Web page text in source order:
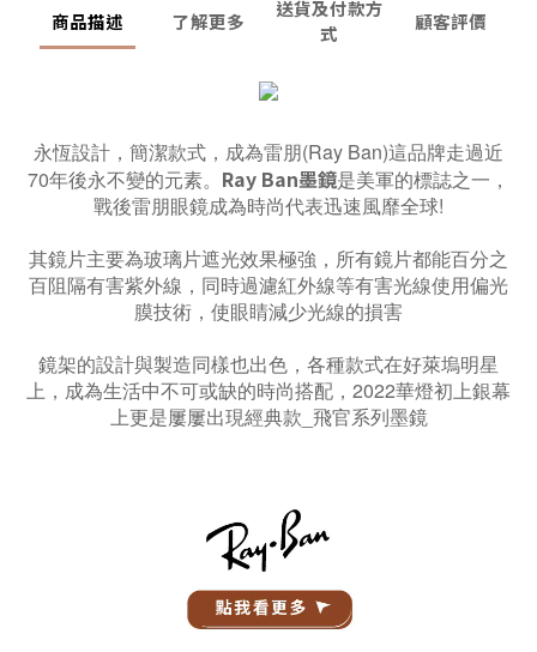
商品描述 了解更多
送貨及付款方
式
顧客評價
永恆設計，簡潔款式，成為雷朋(Ray Ban)這品牌走過近
70年後永不變的元素。 Ray Ban墨鏡是美軍的標誌之一，
戰後雷朋眼鏡成為時尚代表迅速風靡全球!
其鏡片主要為玻璃片遮光效果極強，所有鏡片都能百分之
百阻隔有害紫外線，同時過濾紅外線等有害光線使用偏光
膜技術，使眼睛減少光線的損害
鏡架的設計與製造同樣也出色，各種款式在好萊塢明星
上，成為生活中不可或缺的時尚搭配，2022華燈初上銀幕
上更是屢屢出現經典款_飛官系列墨鏡